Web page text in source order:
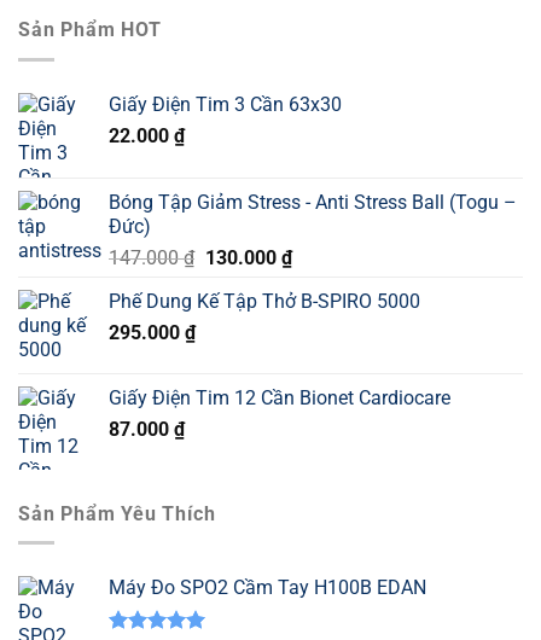
Sản Phẩm HOT
Giấy Điện Tim 3 Cần 63x30
22.000 ₫
Bóng Tập Giảm Stress - Anti Stress Ball (Togu –
Đức)
147.000₫ Giá
là:
130.000 ₫Giá
tại
Phế Dung Kế Tập Thở B-SPIRO 5000
295.000 ₫
Giấy Điện Tim 12 Cần Bionet Cardiocare
87.000 ₫
Sản Phẩm Yêu Thích
Máy Đo SPO2 Cầm Tay H100B EDAN